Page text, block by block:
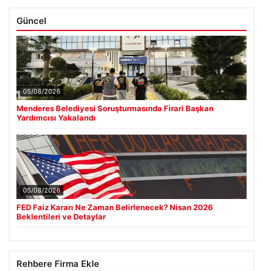
Güncel
05/08/2026
Menderes Belediyesi Soruşturmasında Firari Başkan
Yardımcısı Yakalandı
05/08/2026
FED Faiz Kararı Ne Zaman Belirlenecek? Nisan 2026
Beklentileri ve Detaylar
Rehbere Firma Ekle